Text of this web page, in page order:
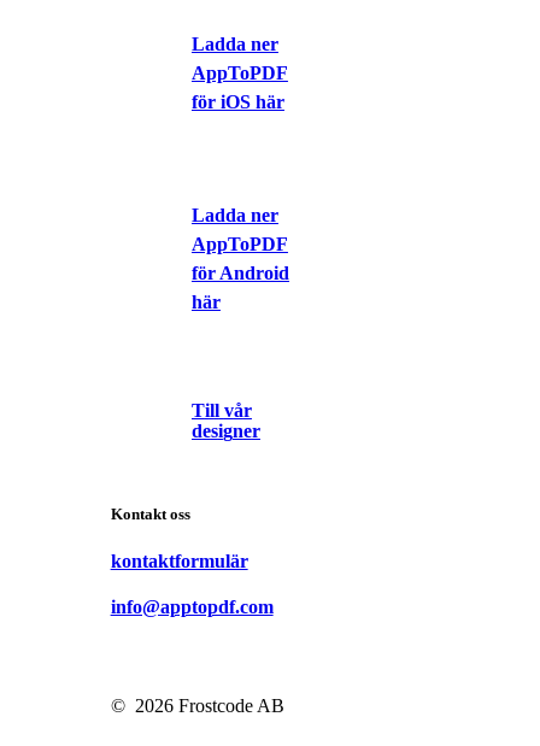
Ladda ner
AppToPDF
för iOS här
Ladda ner
AppToPDF
för Android
här
Till vår
designer
Kontakt oss
kontaktformulär
info@apptopdf.com
© 2026Frostcode AB